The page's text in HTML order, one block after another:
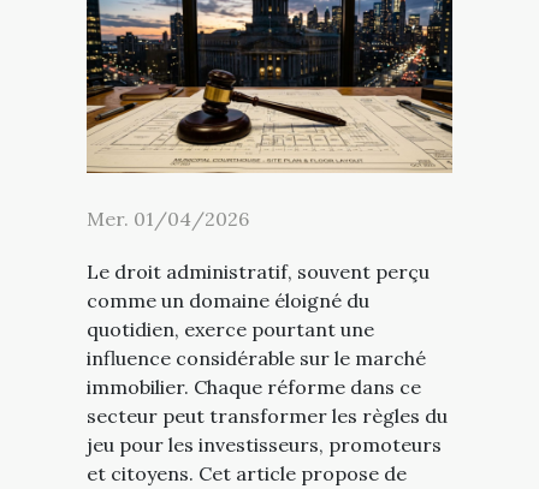
Mer. 01/04/2026
Le droit administratif, souvent perçu
comme un domaine éloigné du
quotidien, exerce pourtant une
influence considérable sur le marché
immobilier. Chaque réforme dans ce
secteur peut transformer les règles du
jeu pour les investisseurs, promoteurs
et citoyens. Cet article propose de